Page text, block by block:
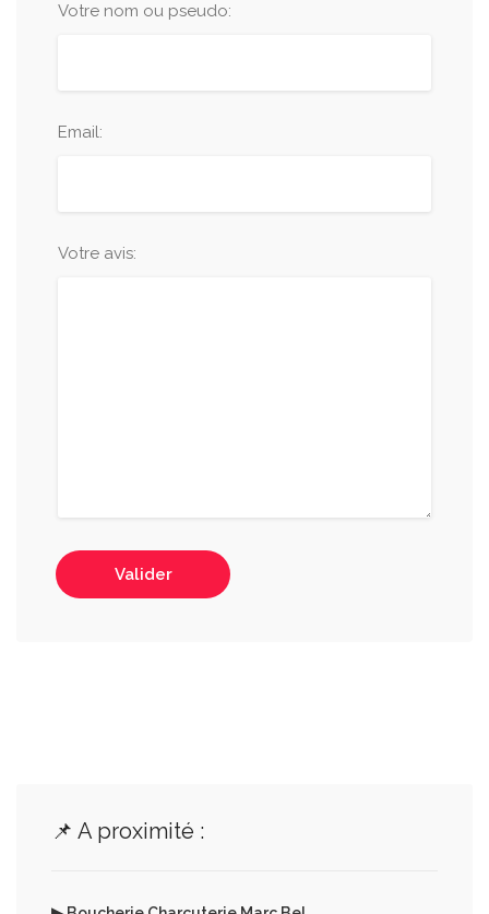
Votre nom ou pseudo:
Email:
Votre avis:
Valider
📌 A proximité :